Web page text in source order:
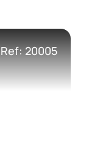
Ref: 20005